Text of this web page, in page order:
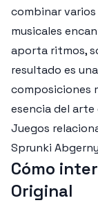
combinar
musicales
aporta ritmos,
resultado es
composiciones
esencia del
Juegos
Sprunki Abgerny
Cómo
Original